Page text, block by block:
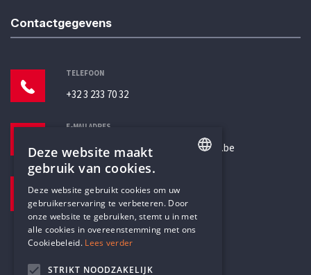
Contactgegevens
TELEFOON
+32 3 233 70 32
E-MAILADRES
secretariaat@humanistischverbond.be
Pottenbrug 4
Antwerpen, 2000
DUTCH
Deze website maakt
gebruik van cookies.
Deze website gebruikt cookies om uw
gebruikerservaring te verbeteren. Door
onze website te gebruiken, stemt u in met
alle cookies in overeenstemming met ons
Cookiebeleid. Lees verder
STRIKT NOODZAKELIJK